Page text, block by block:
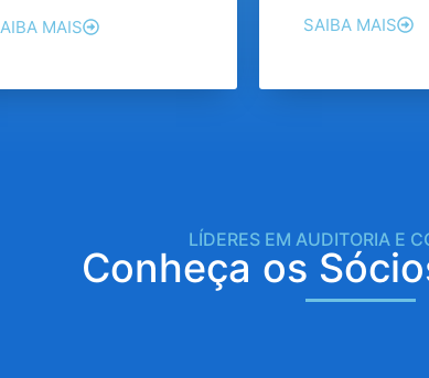
MAIS SAIBA MAIS
LÍDERES EM AUDITORIA E
Conheça os